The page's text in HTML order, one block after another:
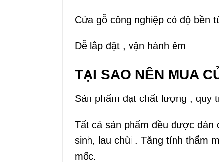
Cửa gỗ công nghiệp có độ bền
Dễ lắp đặt , vận hành êm
TẠI SAO NÊN MUA
Sản phẩm đạt chất lượng , quy
Tất cả sản phẩm đều được dán
sinh, lau chùi . Tăng tính thẩm
mốc.